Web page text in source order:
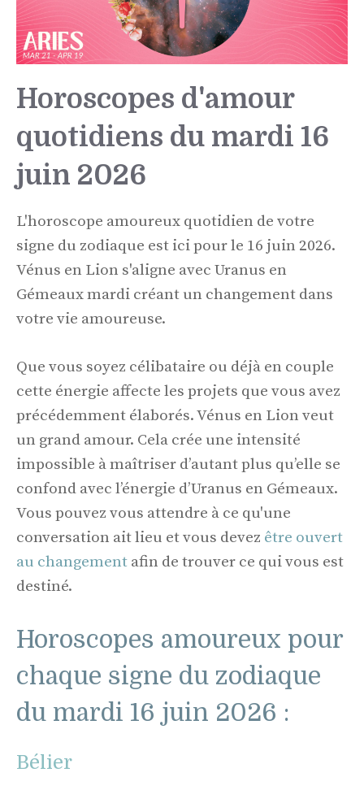
Horoscopes d'amour
quotidiens du mardi 16
juin 2026
L'horoscope amoureux quotidien de votre
signe du zodiaque est ici pour le 16 juin 2026.
Vénus en Lion s'aligne avec Uranus en
Gémeaux mardi créant un changement dans
votre vie amoureuse.
Que vous soyez célibataire ou déjà en couple
cette énergie affecte les projets que vous avez
précédemment élaborés. Vénus en Lion veut
un grand amour. Cela crée une intensité
impossible à maîtriser d’autant plus qu’elle se
confond avec l’énergie d’Uranus en Gémeaux.
Vous pouvez vous attendre à ce qu'une
conversation ait lieu et vous devez être ouvert
au changement afin de trouver ce qui vous est
destiné.
Horoscopes amoureux pour
chaque signe du zodiaque
du mardi 16 juin 2026 :
Bélier